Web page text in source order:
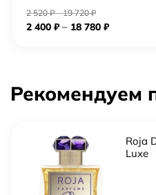
2 520₽–19 720₽
2 400 ₽– 18 780 ₽
Рекомендуем
Roja
Luxe